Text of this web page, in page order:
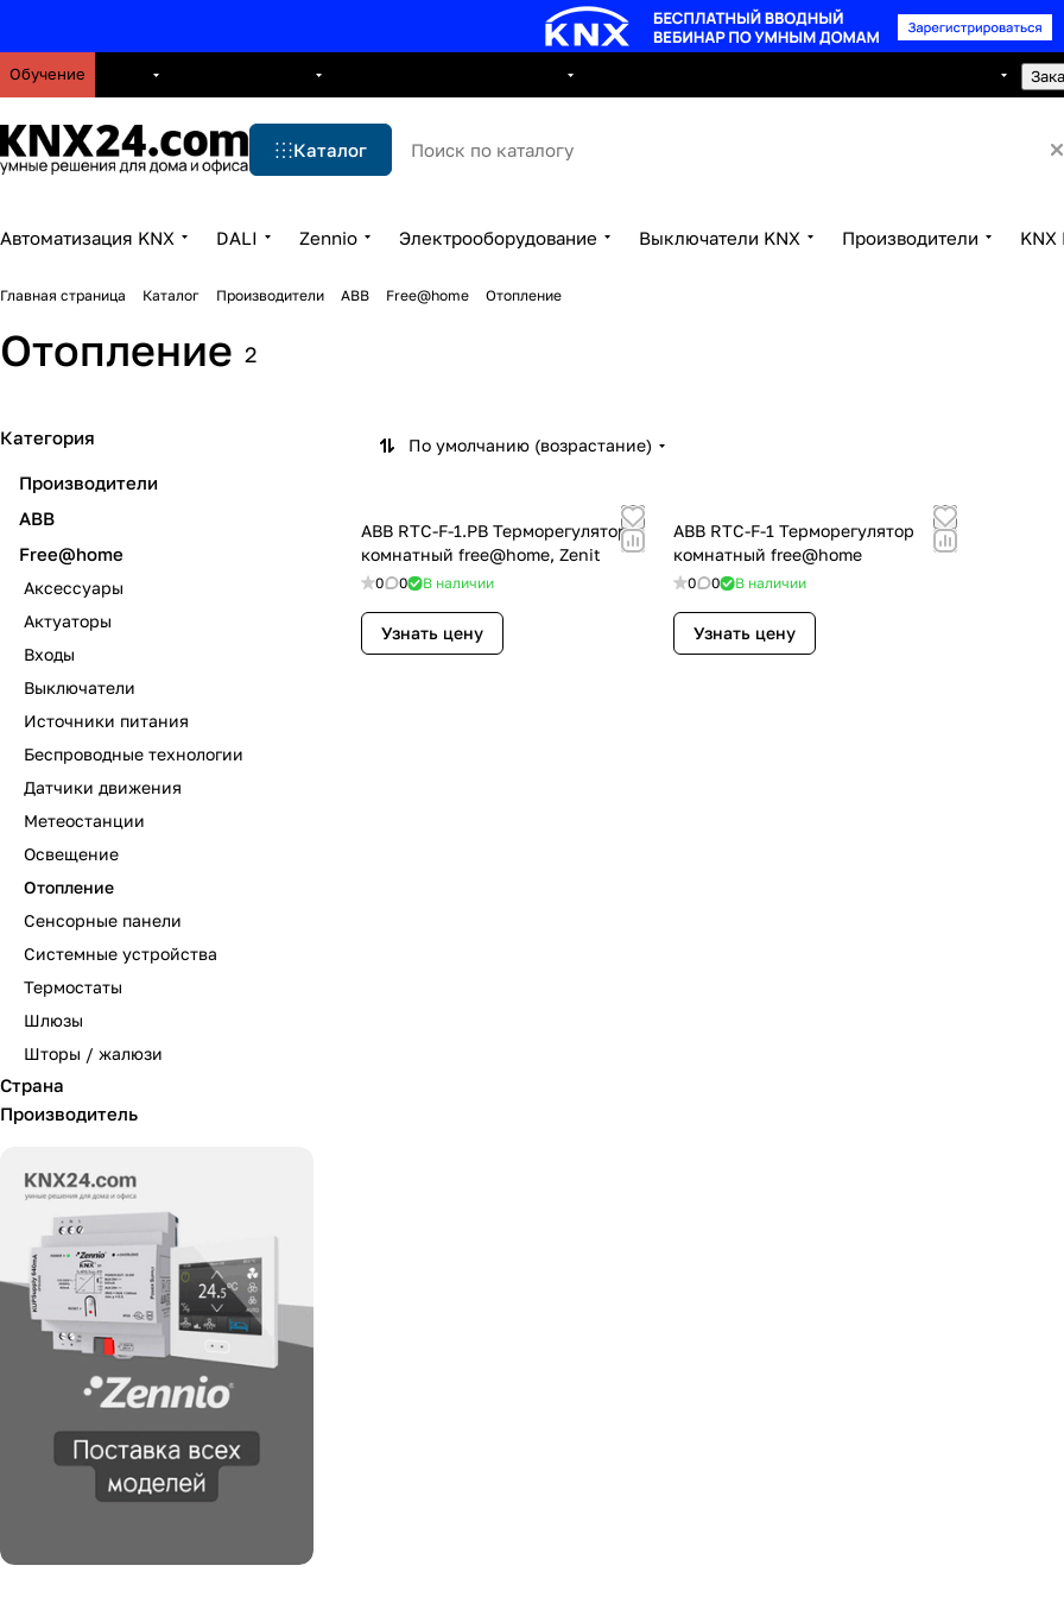
Обучение
Каталог
Автоматизация KNX DALI Zennio Электрооборудование Выключатели KNX Производители KNX
Главная страница Каталог Производители ABB Free@home Отопление
Отопление 2
По умолчанию (возрастание)
ABB RTC-F-1.PB Терморегулятор
комнатный free@home, Zenit
0 0 В наличии
Узнать цену
ABB RTC-F-1 Терморегулятор
комнатный free@home
0 0 В наличии
Узнать цену
Категория
Производители
ABB
Free@home
Аксессуары
Актуаторы
Входы
Выключатели
Источники питания
Беспроводные технологии
Датчики движения
Метеостанции
Освещение
Отопление
Сенсорные панели
Системные устройства
Термостаты
Шлюзы
Шторы / жалюзи
Страна
Производитель